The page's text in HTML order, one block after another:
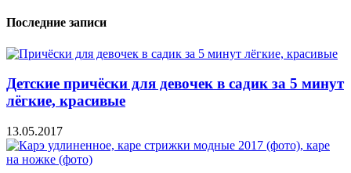
Последние записи
Детские причёски для девочек в садик за 5 минут
лёгкие, красивые
13.05.2017